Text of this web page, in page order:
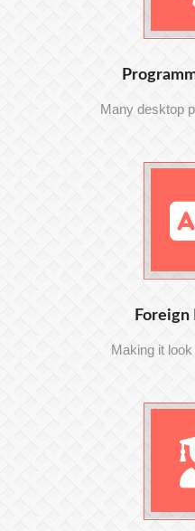
Many desktop
Foreign
Making it